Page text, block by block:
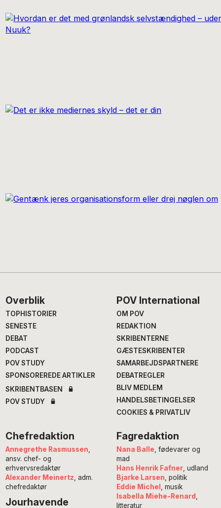
Footer
Overblik
TOPHISTORIER
SENESTE
DEBAT
PODCAST
POV STUDY
SPONSOREREDE ARTIKLER
SKRIBENTBASEN
POV STUDY
POV International
OM POV
REDAKTION
SKRIBENTERNE
GÆSTESKRIBENTER
SAMARBEJDSPARTNERE
DEBATREGLER
BLIV MEDLEM
HANDELSBETINGELSER
COOKIES & PRIVATLIV
Chefredaktion
Annegrethe Rasmussen,
ansv. chef- og
erhvervsredaktør
Alexander Meinertz, adm.
chefredaktør
Jourhavende
Fagredaktion
Nana Balle, fødevarer og
mad
Hans Henrik Fafner, udland
Bjarke Larsen, politik
Eddie Michel , musik
Isabella Miehe-Renard ,
litteratur